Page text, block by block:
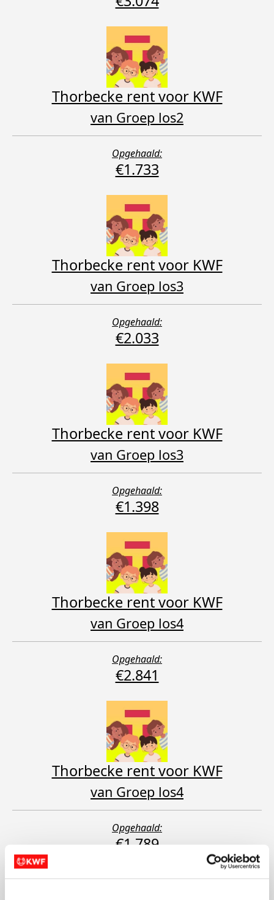
Thorbecke rent voor KWF
van Groep los2
Opgehaald:
€1.733
Thorbecke rent voor KWF
van Groep los3
Opgehaald:
€2.033
Thorbecke rent voor KWF
van Groep los3
Opgehaald:
€1.398
Thorbecke rent voor KWF
van Groep los4
Opgehaald:
€2.841
Thorbecke rent voor KWF
van Groep los4
Opgehaald:
€1.789